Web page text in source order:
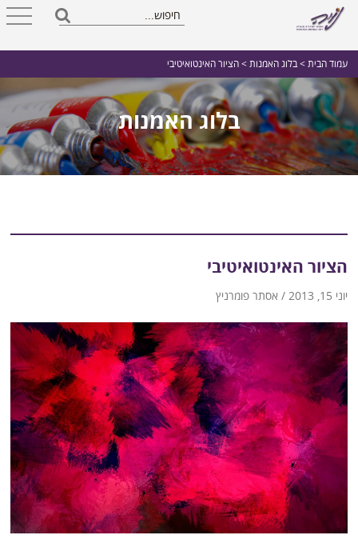
עמוד הבית >בלוג האמנות > הציור האינטואיטיבי
בלוג האמנות
הציור האינטואיטיבי
יוני 15, 2013 / אסתר פומרניץ